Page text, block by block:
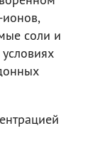
соли и